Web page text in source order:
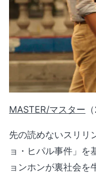
MASTER/マスター
先の読めないスリリ
ョ・ヒパル事件」を
ョンホンが裏社会を